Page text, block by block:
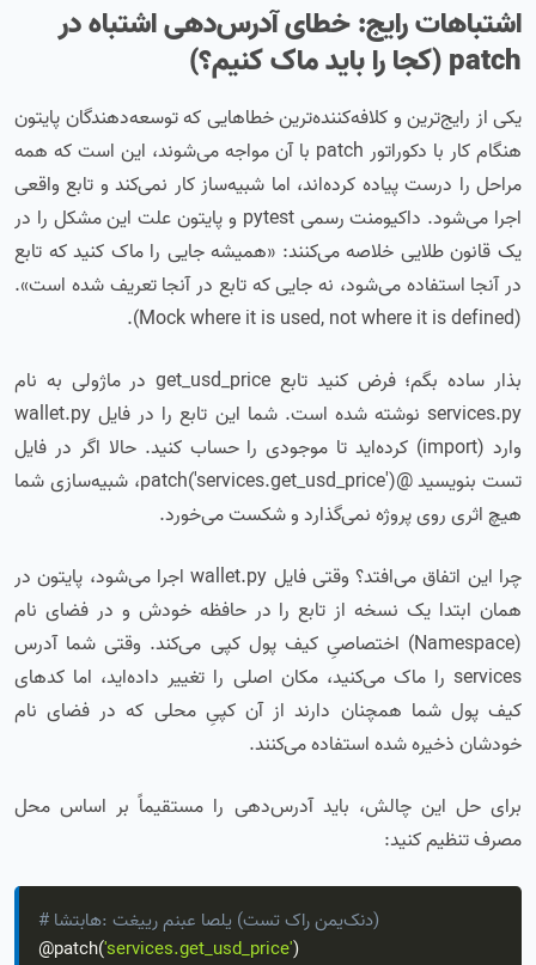
اشتباهات رایج: خطای آدرس‌دهی اشتباه در
patch (کجا را باید ماک کنیم؟)
یکی از رایج‌ترین و کلافه‌کننده‌ترین خطاهایی که توسعه‌دهندگان پایتون
هنگام کار با دکوراتور patch با آن مواجه می‌شوند، این است که همه
مراحل را درست پیاده کرده‌اند، اما شبیه‌ساز کار نمی‌کند و تابع واقعی
اجرا می‌شود. داکیومنت رسمی pytest و پایتون علت این مشکل را در
یک قانون طلایی خلاصه می‌کنند: «همیشه جایی را ماک کنید که تابع
در آنجا استفاده می‌شود، نه جایی که تابع در آنجا تعریف شده است».
(Mock where it is used, not where it is defined).
بذار ساده بگم؛ فرض کنید تابع get_usd_price در ماژولی به نام
services.py نوشته شده است. شما این تابع را در فایل wallet.py
وارد (import) کرده‌اید تا موجودی را حساب کنید. حالا اگر در فایل
تست بنویسید @patch('services.get_usd_price')، شبیه‌سازی شما
هیچ اثری روی پروژه نمی‌گذارد و شکست می‌خورد.
چرا این اتفاق می‌افتد؟ وقتی فایل wallet.py اجرا می‌شود، پایتون در
همان ابتدا یک نسخه از تابع را در حافظه خودش و در فضای نام
(Namespace) اختصاصیِ کیف پول کپی می‌کند. وقتی شما آدرس
services را ماک می‌کنید، مکان اصلی را تغییر داده‌اید، اما کدهای
کیف پول شما همچنان دارند از آن کپیِ محلی که در فضای نام
خودشان ذخیره شده استفاده می‌کنند.
برای حل این چالش، باید آدرس‌دهی را مستقیماً بر اساس محل
مصرف تنظیم کنید:
# اشتباه: تغییر منبع اصلی (تست کار نمی‌کند)
@patch('services.get_usd_price')